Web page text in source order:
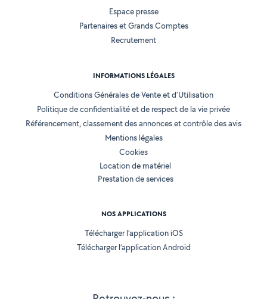
Espace presse
Partenaires et Grands Comptes
Recrutement
INFORMATIONS LÉGALES
Conditions Générales de Vente et d'Utilisation
Politique de confidentialité et de respect de la vie privée
Référencement, classement des annonces et contrôle des avis
Mentions légales
Cookies
Location de matériel
Prestation de services
NOS APPLICATIONS
Télécharger l’application iOS
Télécharger l’application Android